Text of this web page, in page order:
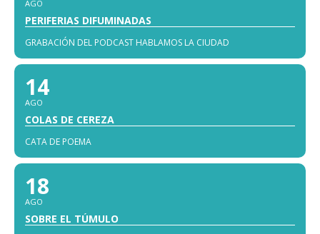
AGO
PERIFERIAS DIFUMINADAS
GRABACIÓN DEL PODCAST HABLAMOS LA CIUDAD
14
AGO
COLAS DE CEREZA
CATA DE POEMA
18
AGO
SOBRE EL TÚMULO